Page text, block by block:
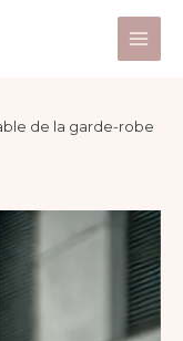
Main
de la garde-robe